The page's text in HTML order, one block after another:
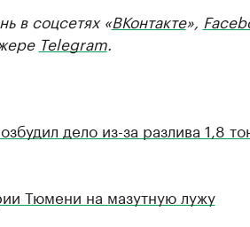
в соцсетях «ВКонтакте»,
Telegram.
дело из-за разлива 1,8
Тюмени на мазутную лужу